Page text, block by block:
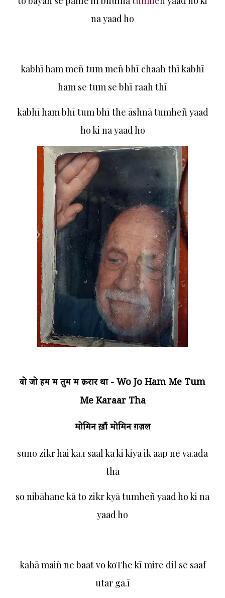
na yaad ho
kabhī ham meñ tum meñ bhī chaah thī kabhī
ham se tum se bhī raah thī
kabhī ham bhī tum bhī the āshnā tumheñ yaad
ho ki na yaad ho
वो जो हम में तुम में क़रार था - Wo Jo Ham Me Tum
Me Karaar Tha
मोमिन ख़ाँ मोमिनग़ज़ल
suno zikr hai ka.ī saal kā ki kiyā ik aap ne va.ada
thā
so nibāhane kā to zikr kyā tumheñ yaad ho ki na
yaad ho
kahā maiñ ne baat vo koThe kī mire dil se saaf
utar ga.ī